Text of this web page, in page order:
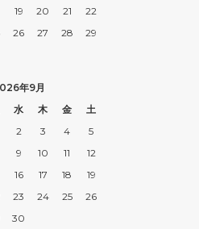
19 20 21
22
26 27 28
29
年9月
水 木 金
土
2 3 4
5
9 10 11
12
16 17 18
19
23 24 25
26
30